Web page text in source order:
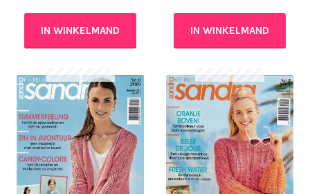
IN WINKELMAND IN WINKELMAND